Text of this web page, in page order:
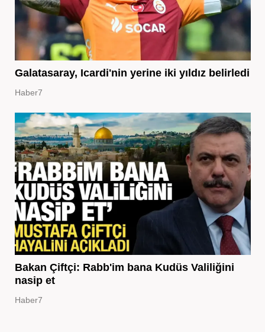
Galatasaray, Icardi'nin yerine iki yıldız belirledi
Haber7
Bakan Çiftçi: Rabb'im bana Kudüs Valiliğini
nasip et
Haber7